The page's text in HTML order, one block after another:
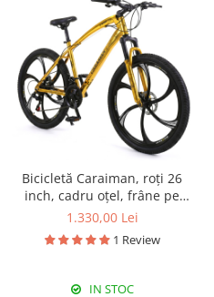
Bicicletă Caraiman, roți 26
inch, cadru oțel, frâne pe
disc, aurie, BC124
1.330,00 Lei
1 Review
IN STOC